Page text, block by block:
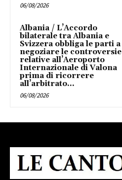
06/08/2026
Albania / L’Accordo
bilaterale tra Albania e
Svizzera obbliga le parti a
negoziare le controversie
relative all’Aeroporto
Internazionale di Valona
prima di ricorrere
all’arbitrato...
06/08/2026